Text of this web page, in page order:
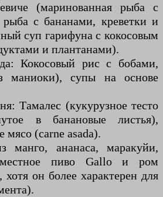
(маринованная рыба с
с бананами, креветки и
суп гарифуна с кокосовым
и плантанами).
Кокосовый рис с бобами,
маниоки), супы на основе
Тамалес (кукурузное тесто
в банановые листья),
мясо (carne asada).
манго, ананаса, маракуйи,
местное пиво Gallo и ром
он более характерен для